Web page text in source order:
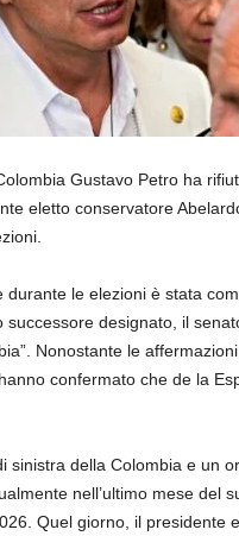
Gustavo Petro ha
eletto conservatore
le elezioni è stata
successore designato, il
Nonostante le
confermato che de la
sinistra della Colombia e un
nell’ultimo mese del
Quel giorno, il presidente